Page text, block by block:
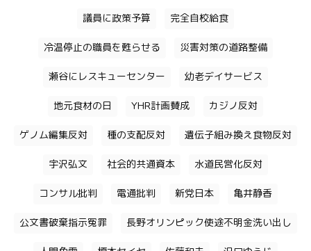
議員に政策予算 完全自校給食
冷温停止の職員を甦らせる 災害対策の道路整備
瀬谷にレスキューセンター 幼老デイサービス
地元食材の日 YHR計画賛成 カジノ反対
ゲノム編集反対 種の支配反対 遺伝子組み換え食物反対
宇沢弘文 社会的共通資本 水道民営化反対
コンサル批判 電通批判 新党日本 亀井静香
公文書破棄指示冤罪 長野オリンピック使途不明金洗い出し